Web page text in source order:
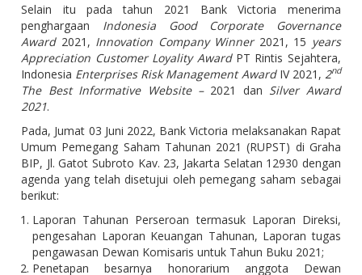
Selain itu pada tahun 2021 Bank Victoria menerima
penghargaan Indonesia Good Corporate Governance
Award2021, Innovation Company Winner2021, 15 years
Appreciation Customer Loyality AwardPT Rintis Sejahtera,
Indonesia Enterprises Risk Management AwardIV 2021, 2nd
The Best Informative Website – 2021 dan Silver Award
2021.
Pada, Jumat 03 Juni 2022, Bank Victoria melaksanakan Rapat
Umum Pemegang Saham Tahunan 2021 (RUPST) di Graha
BIP, Jl. Gatot Subroto Kav. 23, Jakarta Selatan 12930 dengan
agenda yang telah disetujui oleh pemegang saham sebagai
berikut:
Laporan Tahunan Perseroan termasuk Laporan Direksi,
pengesahan Laporan Keuangan Tahunan, Laporan tugas
pengawasan Dewan Komisaris untuk Tahun Buku 2021;
Penetapan besarnya honorarium anggota Dewan